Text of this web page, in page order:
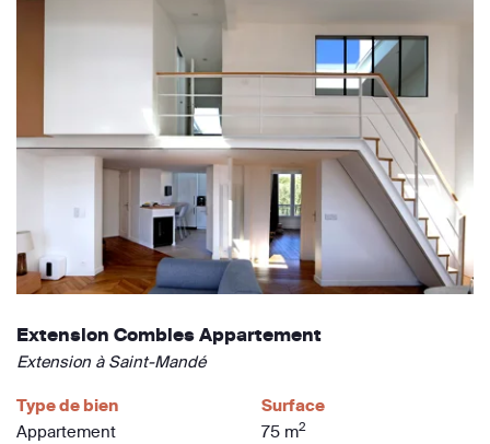
Extension Combles Appartement
Extension à Saint-Mandé
Type de bien
Appartement
Surface
75 m2